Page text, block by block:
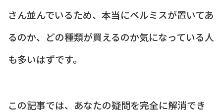
さん並んでいるため、本当にベルミスが置いてあ
るのか、どの種類が買えるのか気になっている人
も多いはずです。
この記事では、あなたの疑問を完全に解消でき